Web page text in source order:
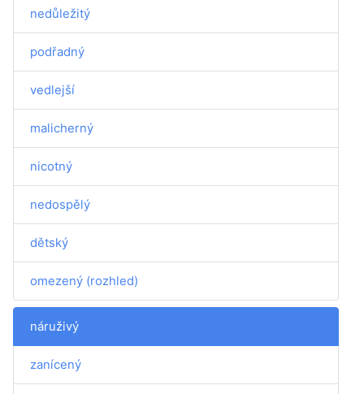
nedůležitý
podřadný
vedlejší
malicherný
nicotný
nedospělý
dětský
omezený (rozhled)
náruživý
zanícený